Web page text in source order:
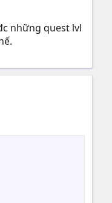
những quest lvl